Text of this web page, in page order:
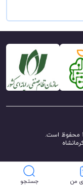
من جستجو